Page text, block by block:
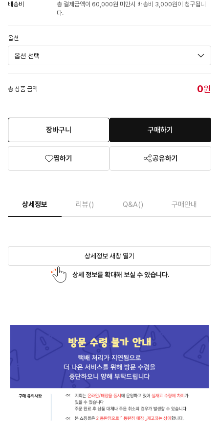
배송비
총 결제금액이 60,000원 미만시 배송비 3,000원이 청구됩니
다.
옵션
총 상품 금액 0원
장바구니 구매하기
찜하기 공유하기
상세정보 리뷰() Q&A() 구매안내
상세정보 새창 열기
상세 정보를 확대해 보실 수 있습니다.